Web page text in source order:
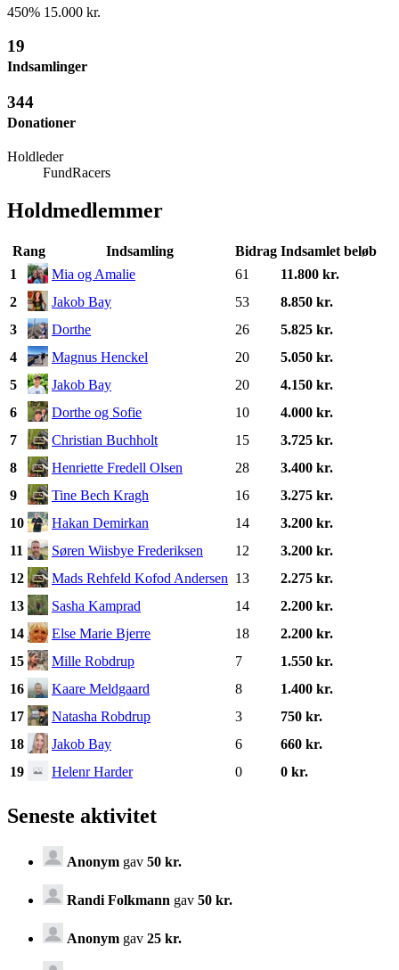
450% 15.000 kr.
19
Indsamlinger
344
Donationer
Holdleder
FundRacers
Holdmedlemmer
Rang Indsamling Bidrag Indsamlet beløb
1
Mia og Amalie 61
11.800 kr.
2
Jakob Bay 53
8.850 kr.
3
Dorthe 26
5.825 kr.
4
Magnus Henckel 20
5.050 kr.
5
Jakob Bay 20
4.150 kr.
6
Dorthe og Sofie 10
4.000 kr.
7
Christian Buchholt 15
3.725 kr.
8
Henriette Fredell Olsen 28
3.400 kr.
9
Tine Bech Kragh 16
3.275 kr.
10
Hakan Demirkan 14
3.200 kr.
11
Søren Wiisbye Frederiksen 12
3.200 kr.
12
Mads Rehfeld Kofod Andersen 13
2.275 kr.
13
Sasha Kamprad 14
2.200 kr.
14
Else Marie Bjerre 18
2.200 kr.
15
Mille Robdrup 7
1.550 kr.
16
Kaare Meldgaard 8
1.400 kr.
17
Natasha Robdrup 3
750 kr.
18
Jakob Bay 6
660 kr.
19
Helenr Harder 0 0 kr.
Seneste aktivitet
Anonym gav 50 kr.
Randi Folkmann gav 50 kr.
Anonym gav 25 kr.